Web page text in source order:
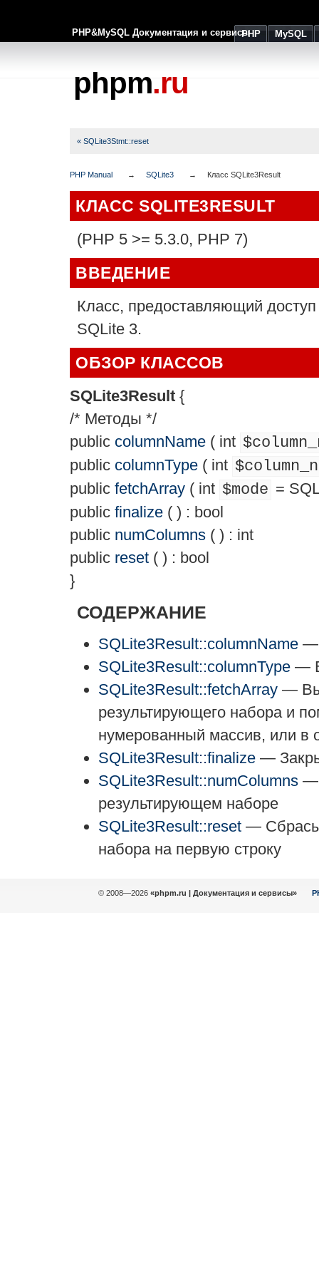
PHP&MySQL Документация и сервисыPHP MySQL
phpm.ru
« SQLite3Stmt::reset
PHP Manual SQLite3 Класс SQLite3Result
КЛАСС SQLITE3RESULT
(PHP 5 >= 5.3.0, PHP 7)
ВВЕДЕНИЕ
Класс, предоставляющий
SQLite 3.
ОБЗОР КЛАССОВ
SQLite3Result {
/* Методы */
public columnName ( int
public columnType ( int
public fetchArray ( int $mode =
public finalize ( ) : bool
public numColumns ( ) : int
public reset ( ) : bool
}
СОДЕРЖАНИЕ
SQLite3Result::columnName —
SQLite3Result::columnType —
SQLite3Result::fetchArray —
результирующего набора и
нумерованный массив, или в
SQLite3Result::finalize —
SQLite3Result::numColumns —
результирующем наборе
SQLite3Result::reset —
набора на первую строку
© 2008—2026 «phpm.ru | Документация и сервисы»